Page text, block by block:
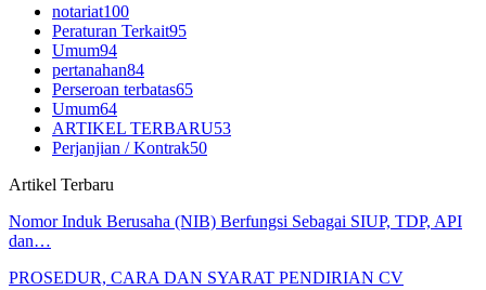
notariat100
Peraturan Terkait95
Umum94
pertanahan84
Perseroan terbatas65
Umum64
ARTIKEL TERBARU53
Perjanjian / Kontrak50
Artikel Terbaru
Nomor Induk Berusaha (NIB) Berfungsi Sebagai SIUP, TDP, API
dan…
PROSEDUR, CARA DAN SYARAT PENDIRIAN CV